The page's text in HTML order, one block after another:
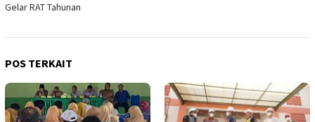
Gelar RAT Tahunan
POS TERKAIT